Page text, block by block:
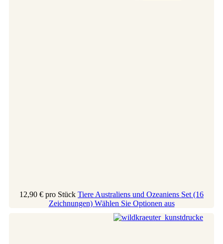
12,90 € pro Stück Tiere Australiens und Ozeaniens Set (16
Zeichnungen) Wählen Sie Optionen aus